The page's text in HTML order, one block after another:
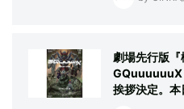
劇場先行版
挨拶決定。